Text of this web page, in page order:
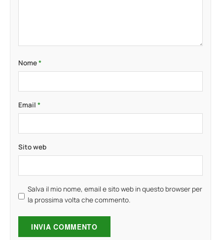
Nome*
Email *
Sito web
Salva il mio nome, email e sito web in questo browser per
la prossima volta che commento.